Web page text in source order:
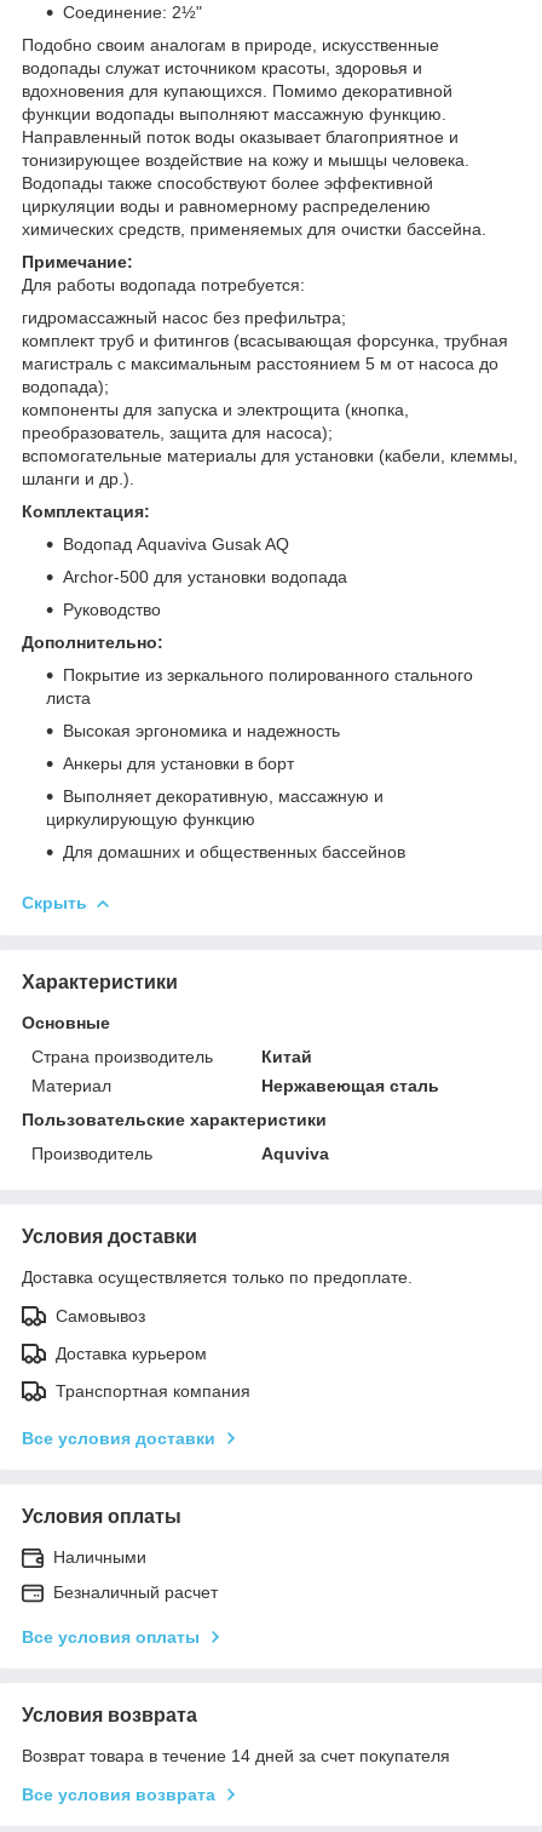
Соединение: 2½"
Подобно своим аналогам в природе, искусственные
водопады служат источником красоты, здоровья и
вдохновения для купающихся. Помимо декоративной
функции водопады выполняют массажную функцию.
Направленный поток воды оказывает благоприятное и
тонизирующее воздействие на кожу и мышцы человека.
Водопады также способствуют более эффективной
циркуляции воды и равномерному распределению
химических средств, применяемых для очистки бассейна.
Примечание:
Для работы водопада потребуется:
гидромассажный насос без префильтра;
комплект труб и фитингов (всасывающая форсунка, трубная
магистраль с максимальным расстоянием 5 м от насоса до
водопада);
компоненты для запуска и электрощита (кнопка,
преобразователь, защита для насоса);
вспомогательные материалы для установки (кабели, клеммы,
шланги и др.).
Комплектация:
Водопад Aquaviva Gusak AQ
Archor-500 для установки водопада
Руководство
Дополнительно:
Покрытие из зеркального полированного стального
листа
Высокая эргономика и надежность
Анкеры для установки в борт
Выполняет декоративную, массажную и
циркулирующую функцию
Для домашних и общественных бассейнов
Скрыть
Характеристики
Основные
Страна производитель
Китай
Материал
Нержавеющая сталь
Пользовательские характеристики
Производитель
Aquviva
Условия доставки
Доставка осуществляется только по предоплате.
Самовывоз
Доставка курьером
Транспортная компания
Все условия доставки
Условия оплаты
Наличными
Безналичный расчет
Все условия оплаты
Условия возврата
Возврат товара в течение 14 дней за счет покупателя
Все условия возврата